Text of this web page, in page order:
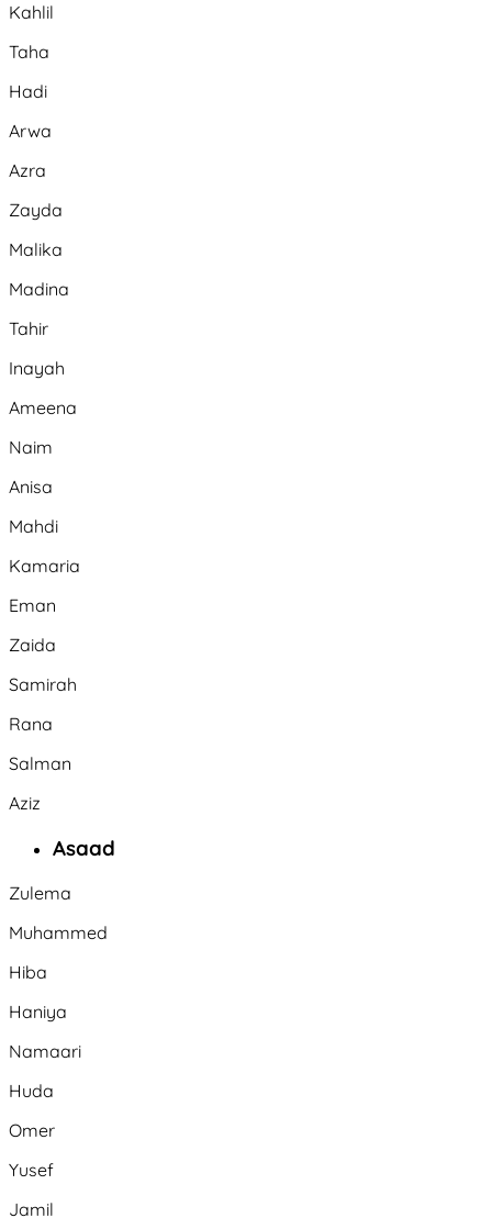
Kahlil
Taha
Hadi
Arwa
Azra
Zayda
Malika
Madina
Tahir
Inayah
Ameena
Naim
Anisa
Mahdi
Kamaria
Eman
Zaida
Samirah
Rana
Salman
Aziz
Asaad
Zulema
Muhammed
Hiba
Haniya
Namaari
Huda
Omer
Yusef
Jamil